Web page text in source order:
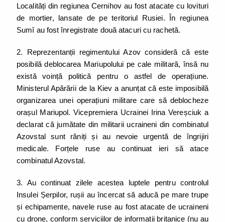
Localități din regiunea Cernihov au fost atacate cu lovituri
de mortier, lansate de pe teritoriul Rusiei. În regiunea
Sumî au fost înregistrate două atacuri cu rachetă.
2. Reprezentanții regimentului Azov consideră că este
posibilă deblocarea Mariupolului pe cale militară, însă nu
există voință politică pentru o astfel de operațiune.
Ministerul Apărării de la Kiev a anunțat că este imposibilă
organizarea unei operațiuni militare care să deblocheze
orașul Mariupol. Vicepremiera Ucrainei Irina Vereșciuk a
declarat că jumătate din militarii ucraineni din combinatul
Azovstal sunt răniți și au nevoie urgentă de îngrijiri
medicale. Forțele ruse au continuat ieri să atace
combinatul Azovstal.
3. Au continuat zilele acestea luptele pentru controlul
Insulei Șerpilor, rușii au încercat să aducă pe mare trupe
și echipamente, navele ruse au fost atacate de ucraineni
cu drone, conform serviciilor de informații britanice (nu au